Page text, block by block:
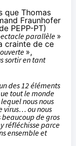
que Thomas
Fraunhofer
PEPP-PT)
parallèle »
crainte de ce
»,
sortir en tant
des 12 éléments
tout le monde
nous nous
virus… ou nous
beaucoup de gros
réfléchisse parce
ensemble et